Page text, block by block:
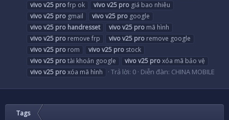
vivov25 profrp ok vivov25 pro giá bao nhiêu
vivov25 pro gmail vivov25 pro google
vivov25 pro handresset vivov25 pro mã hình
vivov25 pro remove frp vivov25 pro remove google
vivov25 pro rom vivov25 pro stock
vivov25 protài khoản google vivov25 proxóa mã bảo vệ
vivov25 proxóa mã hình Trả lời: 0 Diễn đàn: CHINA MOBILE
Tags